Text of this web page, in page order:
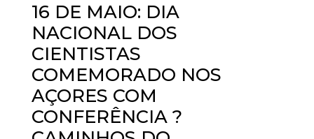
16 DE MAIO: DIA
NACIONAL DOS
CIENTISTAS
COMEMORADO NOS
AÇORES COM
CONFERÊNCIA ?